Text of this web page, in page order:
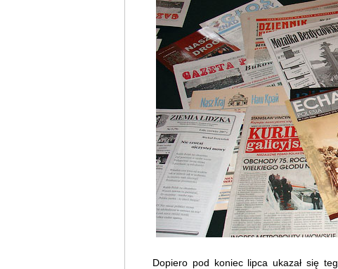
Dopiero pod koniec lipca ukazał się